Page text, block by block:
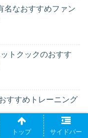
名なおすすめファン
トクックのおすす
すすめトレーニング
トップ サイドバー